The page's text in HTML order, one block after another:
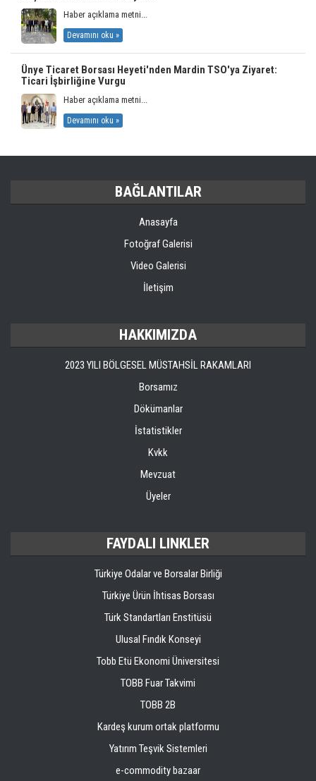
Haber açıklama metni...
Devamını oku »
Ünye Ticaret Borsası Heyeti'nden Mardin TSO'ya Ziyaret:
Ticari İşbirliğine Vurgu
Haber açıklama metni...
Devamını oku »
BAĞLANTILAR
Anasayfa
Fotoğraf Galerisi
Video Galerisi
İletişim
HAKKIMIZDA
2023 YILI BÖLGESEL MÜSTAHSİL RAKAMLARI
Borsamız
Dökümanlar
İstatistikler
Kvkk
Mevzuat
Üyeler
FAYDALI LINKLER
Türkiye Odalar ve Borsalar Birliği
Türkiye Ürün İhtisas Borsası
Türk Standartları Enstitüsü
Ulusal Fındık Konseyi
Tobb Etü Ekonomi Üniversitesi
TOBB Fuar Takvimi
TOBB 2B
Kardeş kurum ortak platformu
Yatırım Teşvik Sistemleri
e-commodity bazaar